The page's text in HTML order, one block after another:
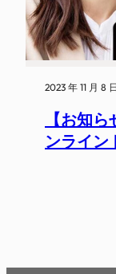
2023 年 11 月 8 日
【お知
ンライン